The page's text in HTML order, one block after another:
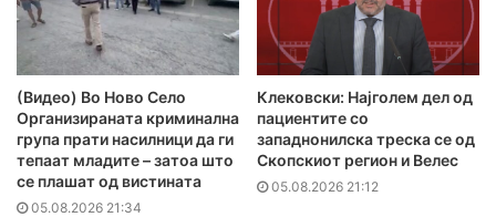
(Видео) Во Ново Село
Организираната криминална
група прати насилници да ги
тепаат младите – затоа што
се плашат од вистината
05.08.2026 21:34
Клековски: Најголем дел од
пациентите сo
западнонилска треска се од
Скопскиот регион и Велес
05.08.2026 21:12